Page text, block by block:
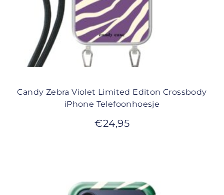
Candy Zebra Violet Limited Editon Crossbody
iPhone Telefoonhoesje
€24,95